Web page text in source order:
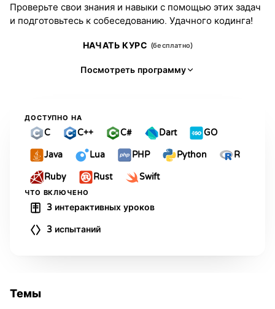
Проверьте свои знания и навыки с помощью этих задач
и подготовьтесь к собеседованию. Удачного кодинга!
НАЧАТЬ КУРС (бесплатно)
Посмотреть программу
ДОСТУПНО НА
C C++ C# Dart GO
Java Lua PHP Python R
Ruby Rust Swift
ЧТО ВКЛЮЧЕНО
3 интерактивных уроков
3 испытаний
Темы